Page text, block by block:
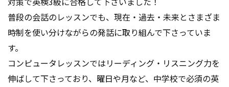
普段の会話のレッスンでも、現在・過去・未来とさまざま
時制を使い分けながらの発話に取り組んで下さっていま
す。
コンピュータレッスンではリーディング・リスニング力を
伸ばして下さっており、曜日や月など、中学校で必須の英